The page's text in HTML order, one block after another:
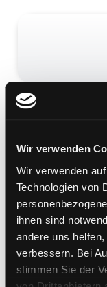
Wir verwenden
Wir verwenden
Technologien von
ihnen sind
andere uns
verbessern. Bei
stimmen Sie der
Die
Übergeordnetes
Mehr